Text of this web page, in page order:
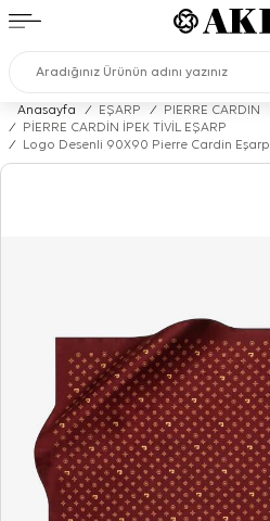
Anasayfa / EŞARP /
PIERRE CARDIN
/
PİERRE CARDİN İPEK TİVİL EŞARP
/
Logo Desenli 90X90 Pierre Cardin Eşarp